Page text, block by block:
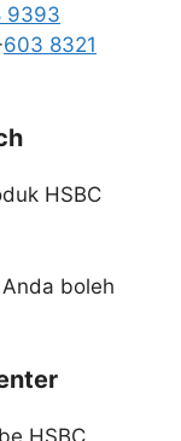
9393
603 8321
HSBC
boleh